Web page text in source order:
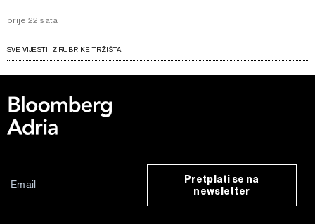
prije 22 sata
SVE VIJESTI IZ RUBRIKE TRŽIŠTA
Pretplati se na
newsletter